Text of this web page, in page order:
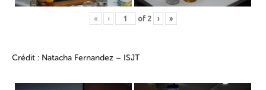
« ‹ of 2 › »
Crédit : Natacha Fernandez – ISJT